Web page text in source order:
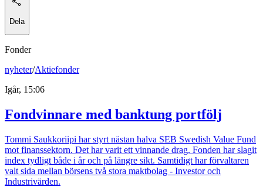
Dela
Fonder
nyheter/Aktiefonder
Igår, 15:06
Fondvinnare med banktung portfölj
Tommi Saukkoriipi har styrt nästan halva SEB Swedish Value Fund
mot finanssektorn. Det har varit ett vinnande drag. Fonden har slagit
index tydligt både i år och på längre sikt. Samtidigt har förvaltaren
valt sida mellan börsens två stora maktbolag - Investor och
Industrivärden.